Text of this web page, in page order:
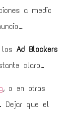
a medio
Ad Blockers
claro…
, o en otras
Dejar que el